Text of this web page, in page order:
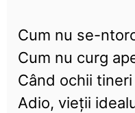
Cum nu se-
Cum nu curg
Când ochii
Adio, vieții